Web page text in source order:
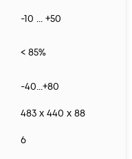
-10 ... +50
< 85%
-40...+80
483 x 440 x 88
6